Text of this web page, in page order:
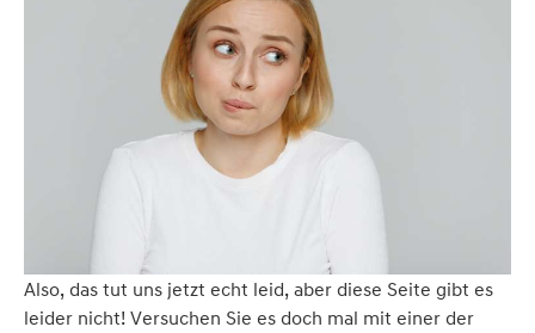
Also, das tut uns jetzt echt leid, aber diese Seite gibt es
leider nicht! Versuchen Sie es doch mal mit einer der